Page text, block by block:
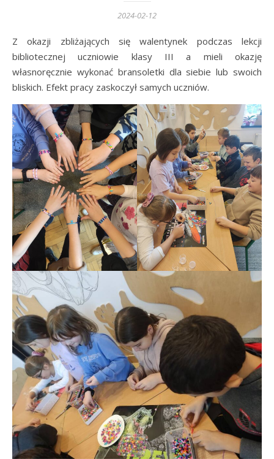
2024-02-12
Z okazji zbliżających się walentynek podczas lekcji
bibliotecznej uczniowie klasy III a mieli okazję
własnoręcznie wykonać bransoletki dla siebie lub swoich
bliskich. Efekt pracy zaskoczył samych uczniów.